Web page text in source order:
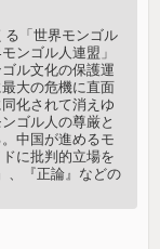
る「世界モンゴル
ンゴル人連盟」
ル文化の保護運
大の危機に直面
化されて消えゆ
ゴル人の尊厳と
中国が進めるモ
に批判的立場を
、『正論』などの